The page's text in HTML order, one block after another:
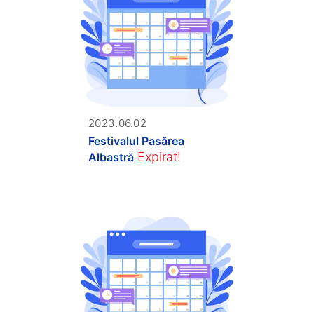
2023.06.02
Festivalul Pasărea
Albastră Expirat!